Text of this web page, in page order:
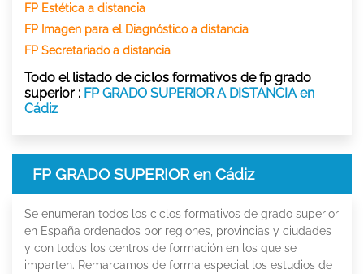
FP Estética a distancia
FP Imagen para el Diagnóstico a distancia
FP Secretariado a distancia
Todo el listado de ciclos formativos de fp grado
superior : FP GRADO SUPERIOR A DISTANCIA en
Cádiz
FP GRADO SUPERIOR en Cádiz
Se enumeran todos los ciclos formativos de grado superior
en España ordenados por regiones, provincias y ciudades
y con todos los centros de formación en los que se
imparten. Remarcamos de forma especial los estudios de